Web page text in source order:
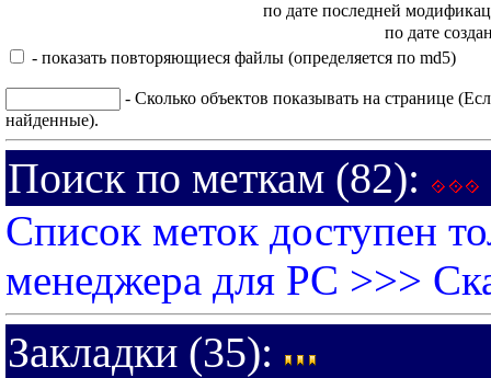
по дате последней
по дате
- показать повторяющиеся файлы (определяется по md5)
- Сколько объектов показывать на странице
найденные).
Поиск по меткам (82):
Список меток доступен
менеджера для PC >>>
Закладки (35):